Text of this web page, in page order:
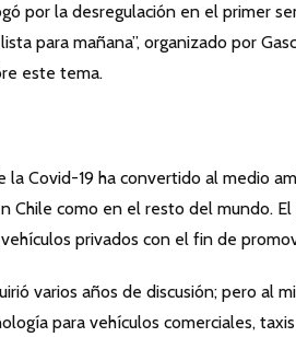
por la desregulación en el primer
para mañana”, organizado por
este tema.
la Covid-19 ha convertido al medio
Chile como en el resto del mundo.
privados con el fin de
varios años de discusión; pero al
para vehículos comerciales,